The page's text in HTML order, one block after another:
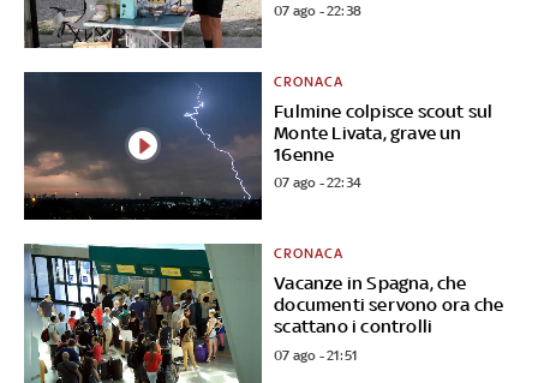
07 ago - 22:38
Fulmine colpisce scout sul
Monte Livata, grave un
16enne
CRONACA
07 ago - 22:34
Vacanze in Spagna, che
documenti servono ora che
scattano i controlli
CRONACA
07 ago - 21:51